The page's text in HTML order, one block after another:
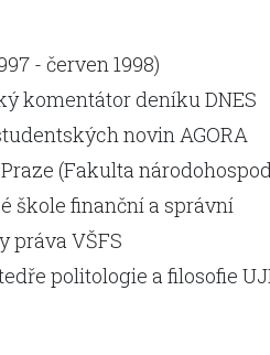
- červen 1998)
komentátor deníku DNES
novin AGORA
(Fakulta
škole finanční a správní
práva VŠFS
politologie a filosofie